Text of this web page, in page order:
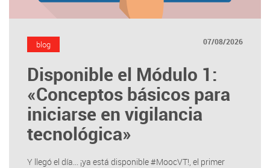
blog 07/08/2026
Disponible el Módulo 1:
«Conceptos básicos para
iniciarse en vigilancia
tecnológica»
Y llegó el día... ¡ya está disponible #MoocVT!, el primer